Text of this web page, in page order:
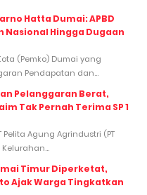
Hatta Dumai: APBD
Nasional Hingga Dugaan
(Pemko) Dumai yang
Pendapatan dan...
Pelanggaran Berat,
Tak Pernah Terima SP 1
Agung Agrindustri (PT
Timur Diperketat,
Ajak Warga Tingkatkan